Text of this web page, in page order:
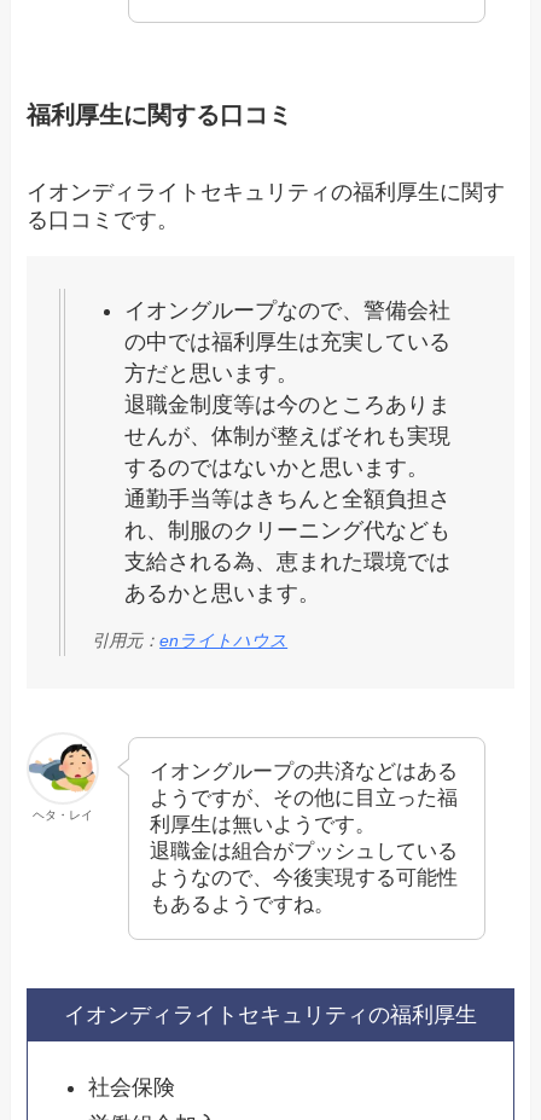
福利厚生に関する口コミ
イオンディライトセキュリティの福利厚生に関す
る口コミです。
イオングループなので、警備会社
の中では福利厚生は充実している
方だと思います。
退職金制度等は今のところありま
せんが、体制が整えばそれも実現
するのではないかと思います。
通勤手当等はきちんと全額負担さ
れ、制服のクリーニング代なども
支給される為、恵まれた環境では
あるかと思います。
引用元：enライトハウス
ヘタ・レイ
イオングループの共済などはある
ようですが、その他に目立った福
利厚生は無いようです。
退職金は組合がプッシュしている
ようなので、今後実現する可能性
もあるようですね。
イオンディライトセキュリティの福利厚生
社会保険